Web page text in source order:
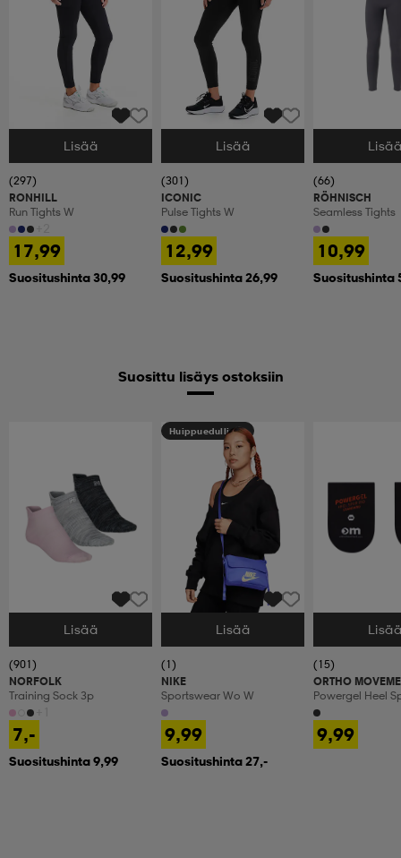
Valitse Koko
Lisää
(297)
RONHILL
Run Tights W
17,99
Suositushinta 30,99
Valitse Koko
Lisää
(301)
ICONIC
Pulse Tights W
12,99
Suositushinta 26,99
Valitse Koko
(66)
RÖHNISCH
Seamless Tights
10,99
Suositushinta
Suosittu lisäys ostoksiin
Valitse Koko
Lisää
(901)
NORFOLK
Training Sock 3p
7,-
Suositushinta 9,99
Huippuedullinen
Valitse Koko
Lisää
(1)
NIKE
Sportswear Wo W
9,99
Suositushinta 27,-
Valitse Koko
(15)
ORTHO
Powergel Heel
9,99